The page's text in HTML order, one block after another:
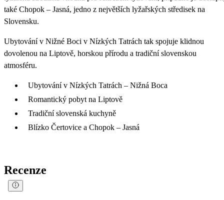
také Chopok – Jasná, jedno z největších lyžařských středisek na
Slovensku.
Ubytování v Nižné Boci v Nízkých Tatrách tak spojuje klidnou
dovolenou na Liptově, horskou přírodu a tradiční slovenskou
atmosféru.
Ubytování v Nízkých Tatrách – Nižná Boca
Romantický pobyt na Liptově
Tradiční slovenská kuchyně
Blízko Čertovice a Chopok – Jasná
Recenze